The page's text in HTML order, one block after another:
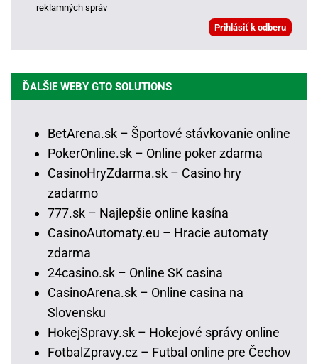
reklamných správ
ĎALŠIE WEBY GTO SOLUTIONS
BetArena.sk – Športové stávkovanie online
PokerOnline.sk – Online poker zdarma
CasinoHryZdarma.sk – Casino hry
zadarmo
777.sk – Najlepšie online kasína
CasinoAutomaty.eu – Hracie automaty
zdarma
24casino.sk – Online SK casina
CasinoArena.sk – Online casina na
Slovensku
HokejSpravy.sk – Hokejové správy online
FotbalZpravy.cz – Futbal online pre Čechov